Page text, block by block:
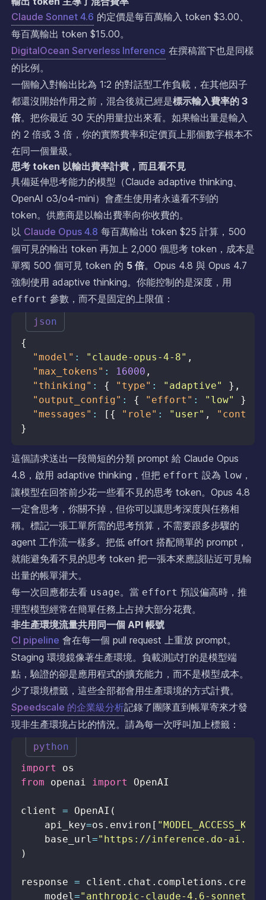
Claude Sonnet 4.6 的定價是每百萬輸入 token $3.00、
每百萬輸出 token $15.00。
DigitalOcean Serverless Inference 在撰稿當下也是同樣
的比例。
一個輸入對輸出比為 1:2 的對話型工作負載，在其他因子
都還沒開始作用之前，混合後就已經是標示輸入費率的 3
倍。把你最近 30 天的用量拉出來看。如果輸出量是輸入
的 2 倍或 3 倍，你的實際費率和定價頁上那個數字根本不
在同一個量級。
思考 token 以輸出費率計費，而且看不見
具備延伸思考能力的模型（Claude adaptive thinking、
OpenAI o3/o4-mini）會產生使用者永遠看不到的
token。供應商是以輸出費率向你收費的。
以 Claude Opus 4.8 每百萬輸出 token $25 計算，500
個可見的輸出 token 再加上 2,000 個思考 token，成本是
單獨 500 個可見 token 的 5 倍。Opus 4.8 與 Opus 4.7
強制使用 adaptive thinking。你能控制的是深度，用
effort 參數，而不是固定的上限值：
{
"model" : "claude-opus-4-8" ,
"max_tokens" : 16000 ,
"thinking" : { "type" : "adaptive" } ,
"output_config" : { "effort" : "low" }
"messages" : [ { "role" : "user" ,
}
json
這個請求送出一段簡短的分類 prompt 給 Claude Opus
4.8，啟用 adaptive thinking，但把 effort 設為 low，
讓模型在回答前少花一些看不見的思考 token。Opus 4.8
一定會思考，你關不掉，但你可以讓思考深度與任務相
稱。標記一張工單所需的思考預算，不需要跟多步驟的
agent 工作流一樣多。把低 effort 搭配簡單的 prompt，
就能避免看不見的思考 token 把一張本來應該貼近可見輸
出量的帳單灌大。
每一次回應都去看 usage。當 effort 預設偏高時，推
理型模型經常在簡單任務上占掉大部分花費。
非生產環境流量共用同一個 API 帳號
CI pipeline 會在每一個 pull request 上重放 prompt。
Staging 環境鏡像著生產環境。負載測試打的是模型端
點，驗證的卻是應用程式的擴充能力，而不是模型成本。
少了環境標籤，這些全部都會用生產環境的方式計費。
Speedscale 的企業級分析記錄了團隊直到帳單寄來才發
現非生產環境占比的情況。請為每一次呼叫加上標籤：
import
from openai import
client = OpenAI (
    api_key
=os . environ [ "MODEL_ACCESS_KEY"
    base_url
="https://inference.do-
)
response = client . chat . completions . create
    model
="anthropic-claude-4.6-sonnet"
python